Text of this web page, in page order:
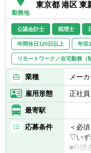
勤務地
東京都 港区 東
公認会計士 税理士
年間休日120日以上 年収
リモートワーク／在宅勤務（
業種 メー
雇用形態 正社員
最寄駅
応募条件
＜必須
▽いず
■公認